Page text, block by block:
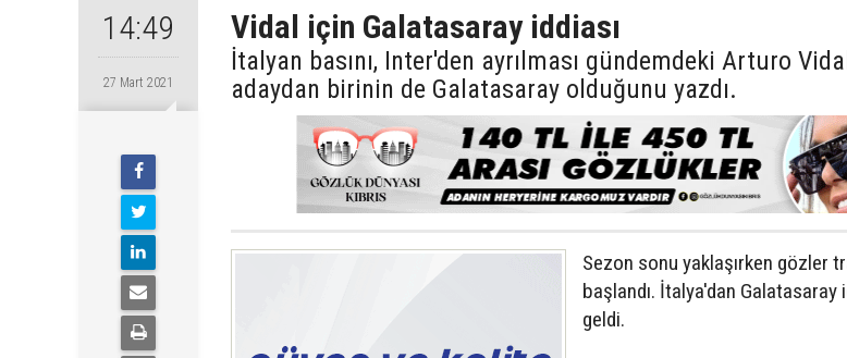
14:49
27 Mart 2021
Vidal için Galatasaray iddiası
İtalyan basını, Inter'den ayrılması gündemdeki Arturo
adaydan birinin de Galatasaray olduğunu yazdı.
Sezon sonu yaklaşırken gözler
başlandı. İtalya'dan
geldi.